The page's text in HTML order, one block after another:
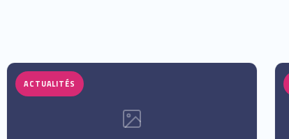
ACTUALITÉS